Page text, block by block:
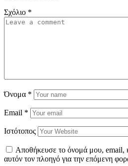
Σχόλιο *
Όνομα *
Email *
Ιστότοπος
Αποθήκευσε το όνομά μου, email,
αυτόν τον πλοηγό για την επόμενη